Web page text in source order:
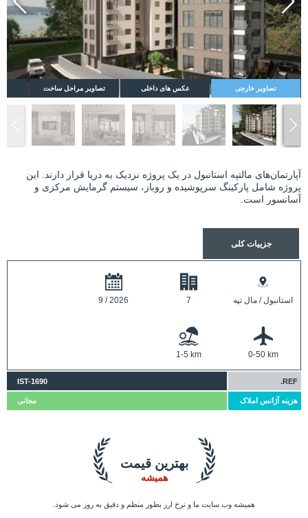
تصاویر خارجی عکس های داخلی تصاویر مراحل ساخت
آپارتمان‌های مالتپه استانبول در یک پروژه نزدیک به دریا قرار دارند. این
پروژه شامل پارکینگ سرپوشیده و روباز، سیستم گرمایش مرکزی و
آسانسور است.
جزییات کلی
استانبول / مال تپه 7
9 / 2026
0-50 km
1-5 km
REF.
IST-1690
هزینه آژانس املاک مجانی
همیشه
بهترین قیمت
همیشه وب سایت ما و نرخ ارز بطور منظم و دقیق به روز می شود.